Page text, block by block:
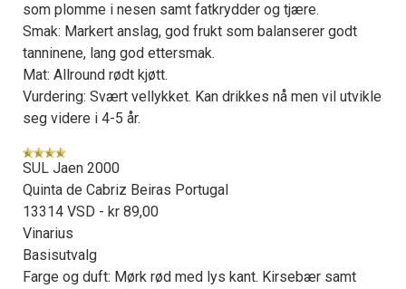
som plomme i nesen samt fatkrydder og tjære.
Smak: Markert anslag, god frukt som balanserer godt
tanninene, lang god ettersmak.
Mat: Allround rødt kjøtt.
Vurdering: Svært vellykket. Kan drikkes nå men vil utvikle
seg videre i 4-5 år.
SUL Jaen 2000
Quinta de Cabriz Beiras Portugal
13314 VSD - kr 89,00
Vinarius
Basisutvalg
Farge og duft: Mørk rød med lys kant. Kirsebær samt